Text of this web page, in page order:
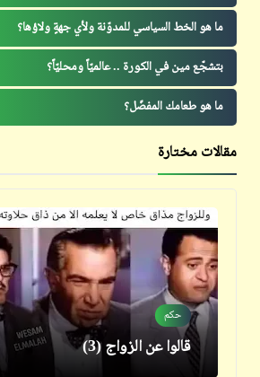
ما هو الخط السياسي للمدوّنة ولأي جهةٍ ولاؤها؟
بتشجّع مين في الكورة .. عالميّاً ومحليّاً؟
ما هو طعامك المفضّل؟
مقالات مختارة
خبر
ننفرد بعرض فيديو رئيس روسيا
البيضاء في مزرعته مع فلاحاته
الحسناوات
حكم
قالوا عن الزواج (3)
العلاقة بين أغنية "شادية" ونظام
الحكم المصري
قصص_قصص عالمية
مصر على كف عفريت (8) | جلال
عامر